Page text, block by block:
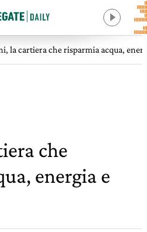
la cartiera che risparmia acqua,
che
energia e